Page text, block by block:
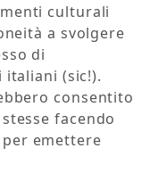
culturali
a svolgere
di
(sic!).
consentito
facendo
emettere